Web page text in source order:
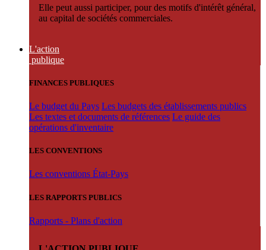
Elle peut aussi participer, pour des motifs d'intérêt général,
au capital de sociétés commerciales.
L'action
publique
FINANCES PUBLIQUES
Le budget du Pays Les budgets des établissements publics
Les textes et documents de références Le guide des
opérations d'inventaire
LES CONVENTIONS
Les conventions État-Pays
LES RAPPORTS PUBLICS
Rapports - Plans d'action